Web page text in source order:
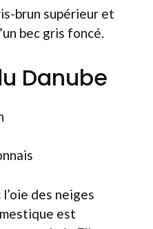
brun supérieur et
bec gris foncé.
Danube
des neiges
est